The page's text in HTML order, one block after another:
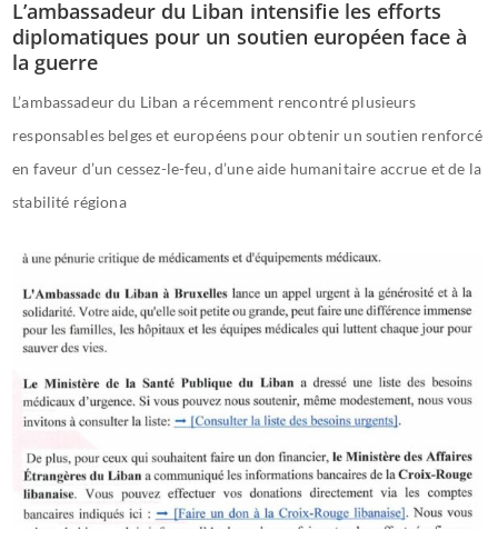
L’ambassadeur du Liban intensifie les efforts
diplomatiques pour un soutien européen face à
la guerre
L’ambassadeur du Liban a récemment rencontré plusieurs
responsables belges et européens pour obtenir un soutien renforcé
en faveur d’un cessez-le-feu, d’une aide humanitaire accrue et de la
stabilité régiona